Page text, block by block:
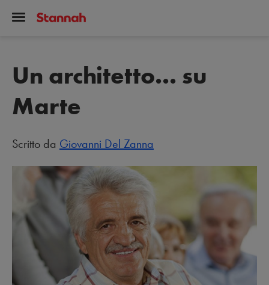
Un architetto... su
Marte
Scritto da Giovanni Del Zanna